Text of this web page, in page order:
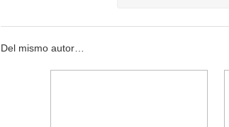
Del mismo autor…